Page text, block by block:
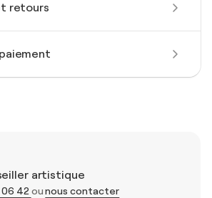
retours
artistique
06 42ounous contacter